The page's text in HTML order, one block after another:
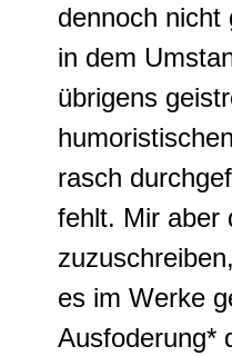
dennoch nicht
in dem
übrigens
rasch
fehlt. Mir aber
es im Werke
Ausfoderung*